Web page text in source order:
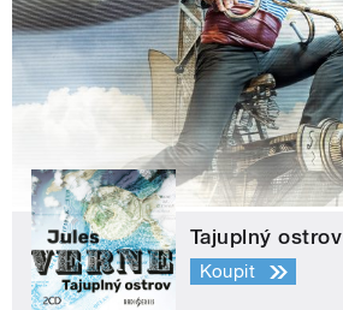
Tajuplný ostrov
Koupit